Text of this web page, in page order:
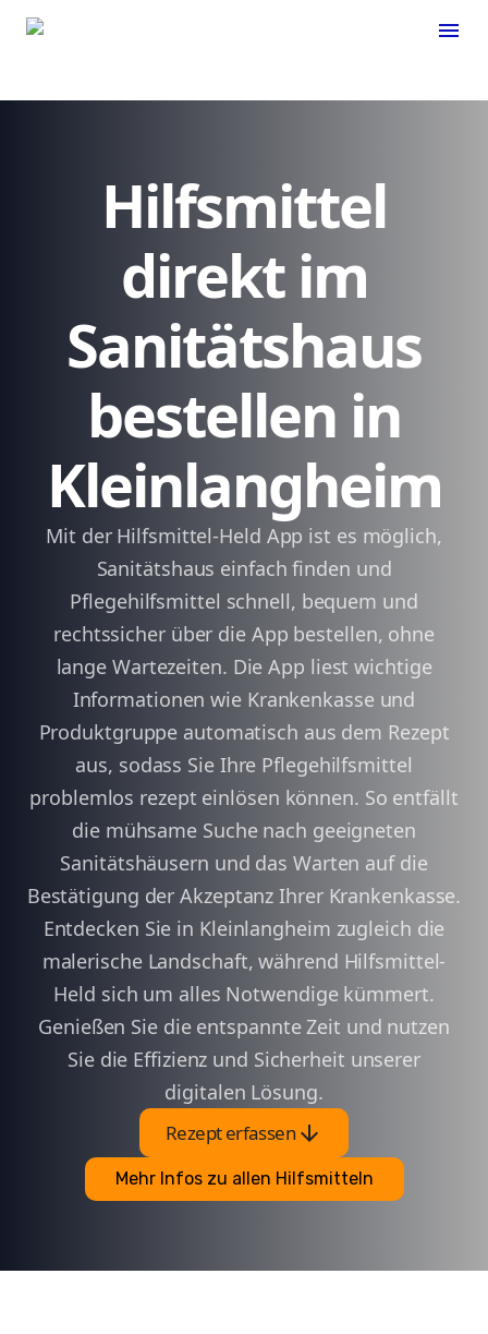
menu
Hilfsmittel
direkt im
Sanitätshaus
bestellen in
Kleinlangheim
Mit der Hilfsmittel-Held App ist es möglich,
Sanitätshaus einfach finden und
Pflegehilfsmittel schnell, bequem und
rechtssicher über die App bestellen, ohne
lange Wartezeiten. Die App liest wichtige
Informationen wie Krankenkasse und
Produktgruppe automatisch aus dem Rezept
aus, sodass Sie Ihre Pflegehilfsmittel
problemlos rezept einlösen können. So entfällt
die mühsame Suche nach geeigneten
Sanitätshäusern und das Warten auf die
Bestätigung der Akzeptanz Ihrer Krankenkasse.
Entdecken Sie in Kleinlangheim zugleich die
malerische Landschaft, während Hilfsmittel-
Held sich um alles Notwendige kümmert.
Genießen Sie die entspannte Zeit und nutzen
Sie die Effizienz und Sicherheit unserer
digitalen Lösung.
Rezept erfassenarrow_downward
Mehr Infos zu allen Hilfsmitteln